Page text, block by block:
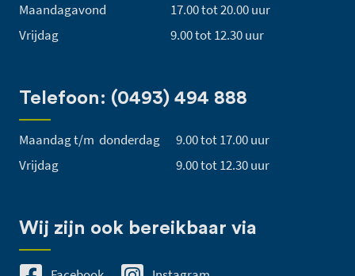
Maandagavond
17.00 tot 20.00 uur
Vrijdag
9.00 tot 12.30 uur
Telefoon: (0493) 494 888
Maandag t/m donderdag
9.00 tot 17.00 uur
Vrijdag
9.00 tot 12.30 uur
Wij zijn ook bereikbaar via